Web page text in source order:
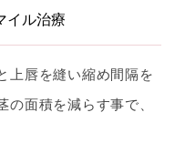
イル治療
上唇を縫い縮め間隔を
面積を減らす事で、